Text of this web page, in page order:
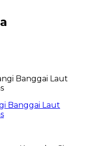
Banggai Laut